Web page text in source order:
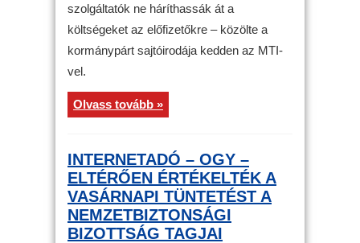
megfizetniük
bejegyzéshez
szolgáltatók ne háríthassák át a
költségeket az előfizetőkre – közölte a
kormánypárt sajtóirodája kedden az MTI-
vel.
Olvass tovább »
INTERNETADÓ – OGY –
ELTÉRŐEN ÉRTÉKELTÉK A
VASÁRNAPI TÜNTETÉST A
NEMZETBIZTONSÁGI
BIZOTTSÁG TAGJAI